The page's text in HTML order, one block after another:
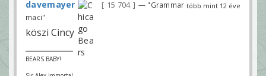
több mint 12 éve
davemayer 15 704
— "Grammar
maci"
köszi Cincy
BEARS BABY!